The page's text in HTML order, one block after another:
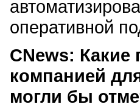
оперативной
CNews:
компанией
могли бы